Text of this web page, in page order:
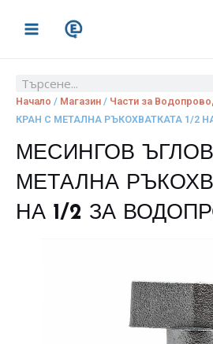
MENU
Search
Начало / Магазин / Части за
КРАН С МЕТАЛНА РЪКОХВАТКАТА 1/2
МЕСИНГОВ
МЕТАЛНА
НА 1/2 ЗА